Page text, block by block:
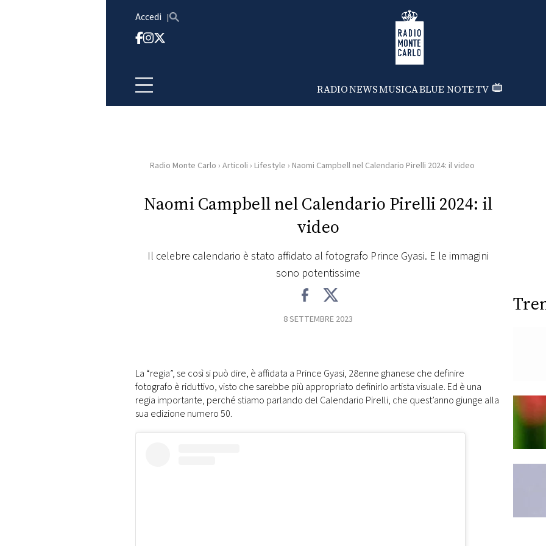
Accedi Radio Monte Carlo
RADIONEWSMUSICABLUE NOTETV
HOME
RADIO
RADIO
CONCORSI
EVENTI
Radio Monte Carlo › Articoli › Lifestyle › Naomi Campbell nel Calendario Pirelli 2024: il video
Naomi Campbell nel Calendario Pirelli 2024: il
video
Il celebre calendario è stato affidato al fotografo Prince Gyasi. E le immagini
sono potentissime
8 SETTEMBRE 2023
La “regia”, se così si può dire, è affidata a Prince Gyasi, 28enne ghanese che definire
fotografo è riduttivo, visto che sarebbe più appropriato definirlo artista visuale. Ed è una
regia importante, perché stiamo parlando del Calendario Pirelli, che quest’anno giunge alla
sua edizione numero 50.